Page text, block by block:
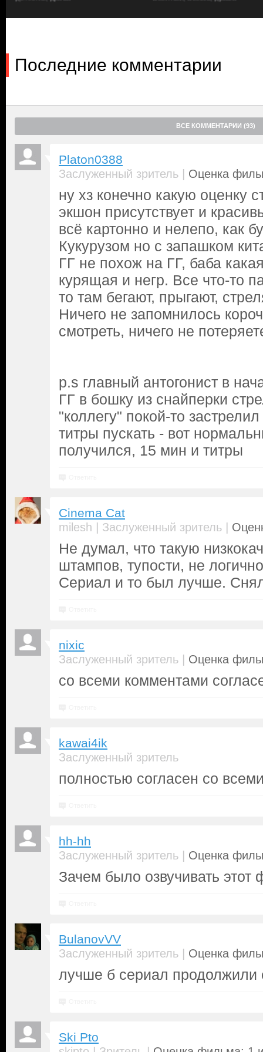
Последние комментарии
ВСЕ КОММЕНТАРИИ (93)
Platon0388
Заслуженный зритель | Оценка
ну хз конечно какую оценку
экшон присутствует и
всё картонно и нелепо, как
Кукурузом но с запашком
ГГ не похож на ГГ, баба
курящая и негр. Все что-то
то там бегают, прыгают,
Ничего не запомнилось
смотреть, ничего не
p.s главный антогонист в
ГГ в бошку из снайперки
"коллегу" покой-то
титры пускать - вот
получился, 15 мин и титры
Cinema Cat
milesh | Заслуженный зритель |
Не думал, что такую
штампов, тупости, не
Сериал и то был лучше.
nixic
Заслуженный зритель | Оценка
со всеми комментами
kawai4ik
Заслуженный зритель
полностью согласен со
hh-hh
Заслуженный зритель | Оценка
Зачем было озвучивать этот
BulanovVV
Заслуженный зритель | Оценка
лучше б сериал продолжили
Ski Pto